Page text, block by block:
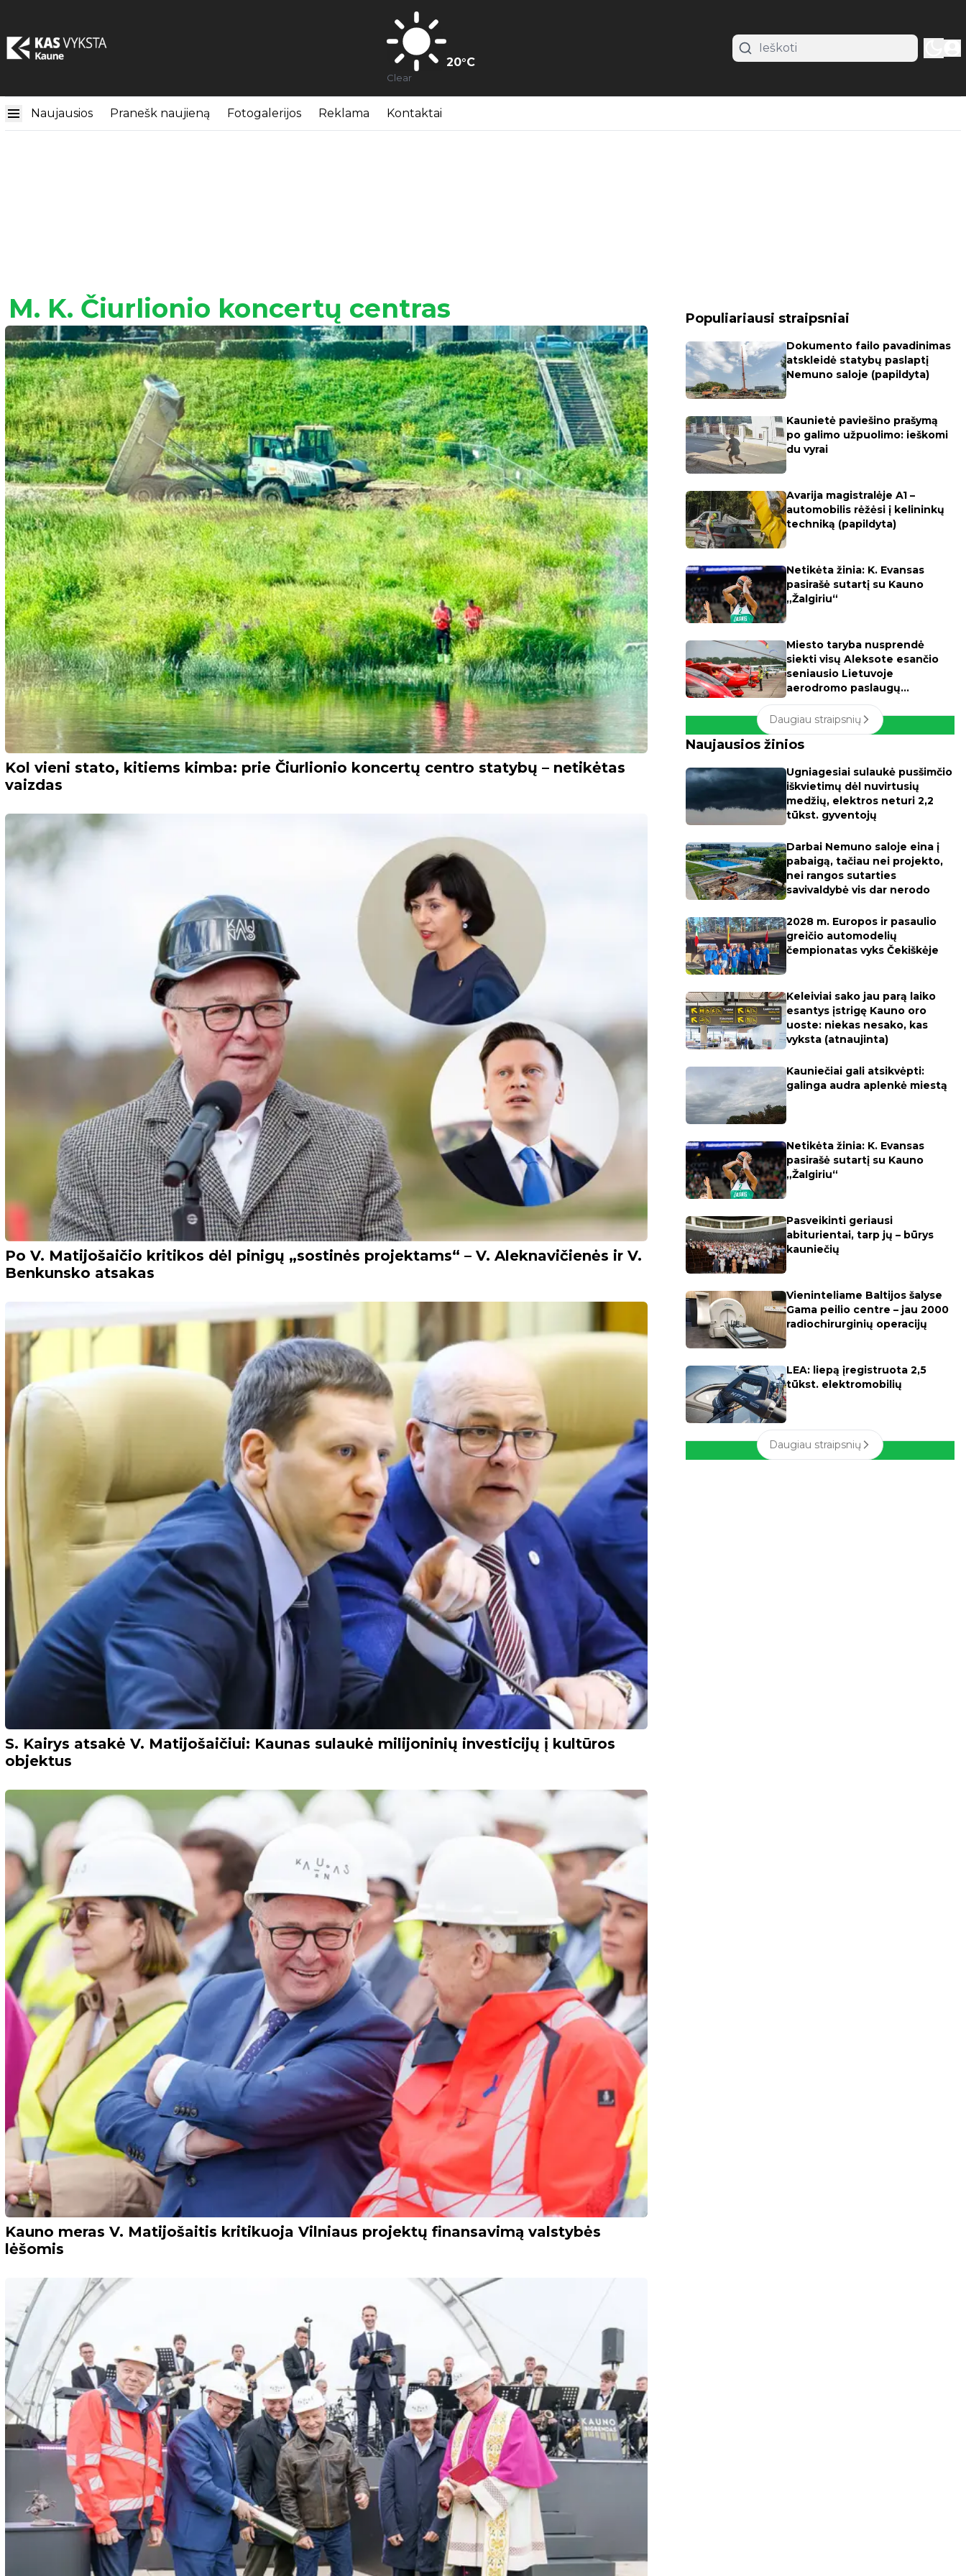
20°C
Clear
Naujausios Pranešk naujieną Fotogalerijos Reklama Kontaktai
M. K. Čiurlionio koncertų centras
Kol vieni stato, kitiems kimba: prie Čiurlionio koncertų centro statybų – netikėtas
vaizdas
Po V. Matijošaičio kritikos dėl pinigų „sostinės projektams“ – V. Aleknavičienės ir V.
Benkunsko atsakas
S. Kairys atsakė V. Matijošaičiui: Kaunas sulaukė milijoninių investicijų į kultūros
objektus
Kauno meras V. Matijošaitis kritikuoja Vilniaus projektų finansavimą valstybės
lėšomis
Populiariausi straipsniai
Dokumento failo pavadinimas
atskleidė statybų paslaptį
Nemuno saloje (papildyta)
Kaunietė paviešino prašymą
po galimo užpuolimo: ieškomi
du vyrai
Avarija magistralėje A1 –
automobilis rėžėsi į kelininkų
techniką (papildyta)
Netikėta žinia: K. Evansas
pasirašė sutartį su Kauno
„Žalgiriu“
Miesto taryba nusprendė
siekti visų Aleksote esančio
seniausio Lietuvoje
aerodromo paslaugų
apmokestinimo
Daugiau straipsnių
Naujausios žinios
Ugniagesiai sulaukė pusšimčio
iškvietimų dėl nuvirtusių
medžių, elektros neturi 2,2
tūkst. gyventojų
Darbai Nemuno saloje eina į
pabaigą, tačiau nei projekto,
nei rangos sutarties
savivaldybė vis dar nerodo
2028 m. Europos ir pasaulio
greičio automodelių
čempionatas vyks Čekiškėje
Keleiviai sako jau parą laiko
esantys įstrigę Kauno oro
uoste: niekas nesako, kas
vyksta (atnaujinta)
Kauniečiai gali atsikvėpti:
galinga audra aplenkė miestą
Netikėta žinia: K. Evansas
pasirašė sutartį su Kauno
„Žalgiriu“
Pasveikinti geriausi
abiturientai, tarp jų – būrys
kauniečių
Vieninteliame Baltijos šalyse
Gama peilio centre – jau 2000
radiochirurginių operacijų
LEA: liepą įregistruota 2,5
tūkst. elektromobilių
Daugiau straipsnių